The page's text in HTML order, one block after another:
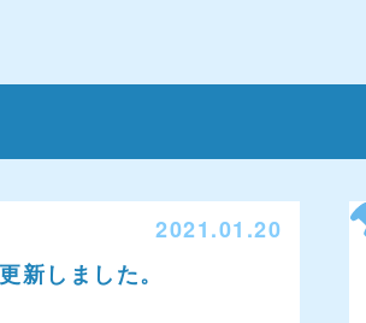
2021.01.20
新しました。